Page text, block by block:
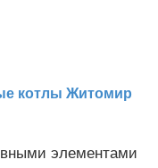
котлы Житомир
элементами